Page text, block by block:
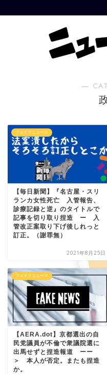
―
フェイクニュース
【毎日新聞】『名古屋・スリ
ランカ女性死亡 入管報告、
診療記録と逆』のタイトルで
記事を切り取り捏造 ー 入
管改正案取り下げ後しれっと
訂正。（謝罪無）
2021年8月25日
フェイクニュース
【AERA.dot】京都選出の自
民党議員が不倫で衆議院選に
出馬せずと捏造報道 ーー
＞ 本人が否定。またも捏造
か。